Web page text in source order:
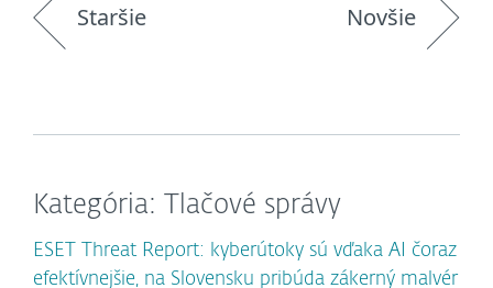
Staršie Novšie
Kategória: Tlačové správy
ESET Threat Report: kyberútoky sú vďaka AI čoraz
efektívnejšie, na Slovensku pribúda zákerný malvér